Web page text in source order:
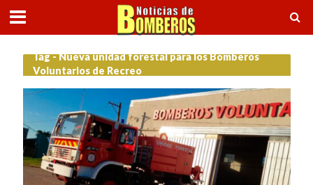
Tag - Nueva unidad forestal para los Bomberos
Voluntarios de Recreo